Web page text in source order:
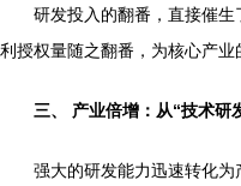
研发投入的翻番，直接催
利授权量随之翻番，为核心产业
三、 产业倍增：从“技术研
强大的研发能力迅速转化